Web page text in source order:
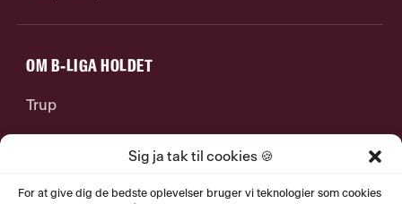
Sig ja tak til cookies 🍪
For at give dig de bedste oplevelser bruger vi teknologier som cookies
OM B-LIGA HOLDET
Trup
Jobs